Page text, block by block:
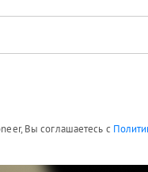
Вы соглашаетесь с